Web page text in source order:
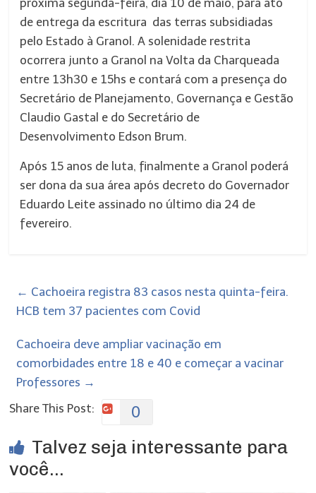
próxima segunda-feira, dia 10 de maio, para ato
de entrega da escritura das terras subsidiadas
pelo Estado à Granol. A solenidade restrita
ocorrera junto a Granol na Volta da Charqueada
entre 13h30 e 15hs e contará com a presença do
Secretário de Planejamento, Governança e Gestão
Claudio Gastal e do Secretário de
Desenvolvimento Edson Brum.
Após 15 anos de luta, finalmente a Granol poderá
ser dona da sua área após decreto do Governador
Eduardo Leite assinado no último dia 24 de
fevereiro.
← Cachoeira registra 83 casos nesta quinta-feira.
HCB tem 37 pacientes com Covid
Cachoeira deve ampliar vacinação em
comorbidades entre 18 e 40 e começar a vacinar
Professores →
Share This Post:
0
Talvez seja interessante para
você...